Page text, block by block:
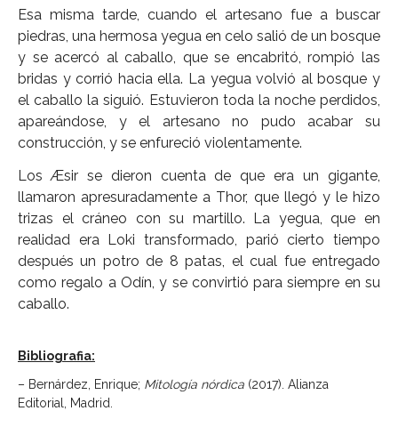
Esa misma tarde, cuando el artesano fue a buscar
piedras, una hermosa yegua en celo salió de un bosque
y se acercó al caballo, que se encabritó, rompió las
bridas y corrió hacia ella. La yegua volvió al bosque y
el caballo la siguió. Estuvieron toda la noche perdidos,
apareándose, y el artesano no pudo acabar su
construcción, y se enfureció violentamente.
Los Æsir se dieron cuenta de que era un gigante,
llamaron apresuradamente a Thor, que llegó y le hizo
trizas el cráneo con su martillo. La yegua, que en
realidad era Loki transformado, parió cierto tiempo
después un potro de 8 patas, el cual fue entregado
como regalo a Odín, y se convirtió para siempre en su
caballo.
Bibliografia:
– Bernárdez, Enrique; Mitología nórdica (2017). Alianza
Editorial, Madrid.